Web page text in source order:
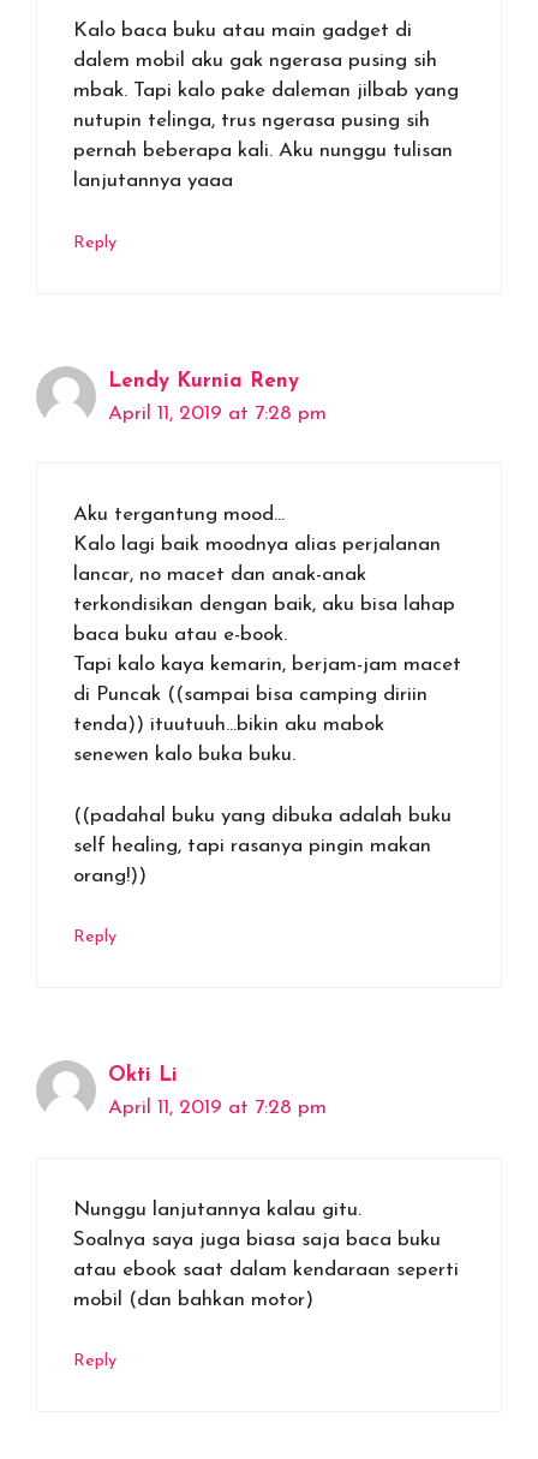
Kalo baca buku atau main gadget di
dalem mobil aku gak ngerasa pusing sih
mbak. Tapi kalo pake daleman jilbab yang
nutupin telinga, trus ngerasa pusing sih
pernah beberapa kali. Aku nunggu tulisan
lanjutannya yaaa
Reply
Lendy Kurnia Reny
April 11, 2019 at 7:28 pm
Aku tergantung mood…
Kalo lagi baik moodnya alias perjalanan
lancar, no macet dan anak-anak
terkondisikan dengan baik, aku bisa lahap
baca buku atau e-book.
Tapi kalo kaya kemarin, berjam-jam macet
di Puncak ((sampai bisa camping diriin
tenda)) ituutuuh…bikin aku mabok
senewen kalo buka buku.
((padahal buku yang dibuka adalah buku
self healing, tapi rasanya pingin makan
orang!))
Reply
Okti Li
April 11, 2019 at 7:28 pm
Nunggu lanjutannya kalau gitu.
Soalnya saya juga biasa saja baca buku
atau ebook saat dalam kendaraan seperti
mobil (dan bahkan motor)
Reply